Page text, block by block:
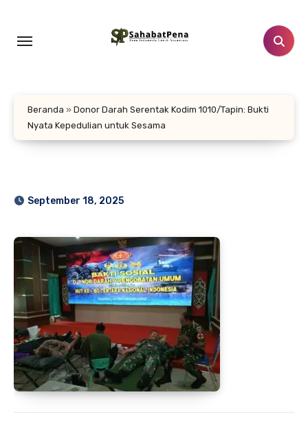
konten
Beranda » Donor Darah Serentak Kodim 1010/Tapin: Bukti
Nyata Kepedulian untuk Sesama
September 18, 2025